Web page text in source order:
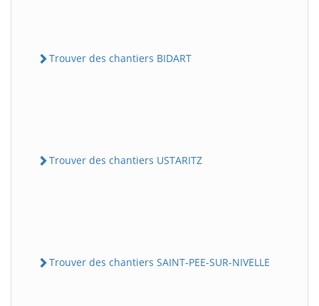
Trouver des chantiers BIDART
Trouver des chantiers USTARITZ
Trouver des chantiers SAINT-PEE-SUR-NIVELLE